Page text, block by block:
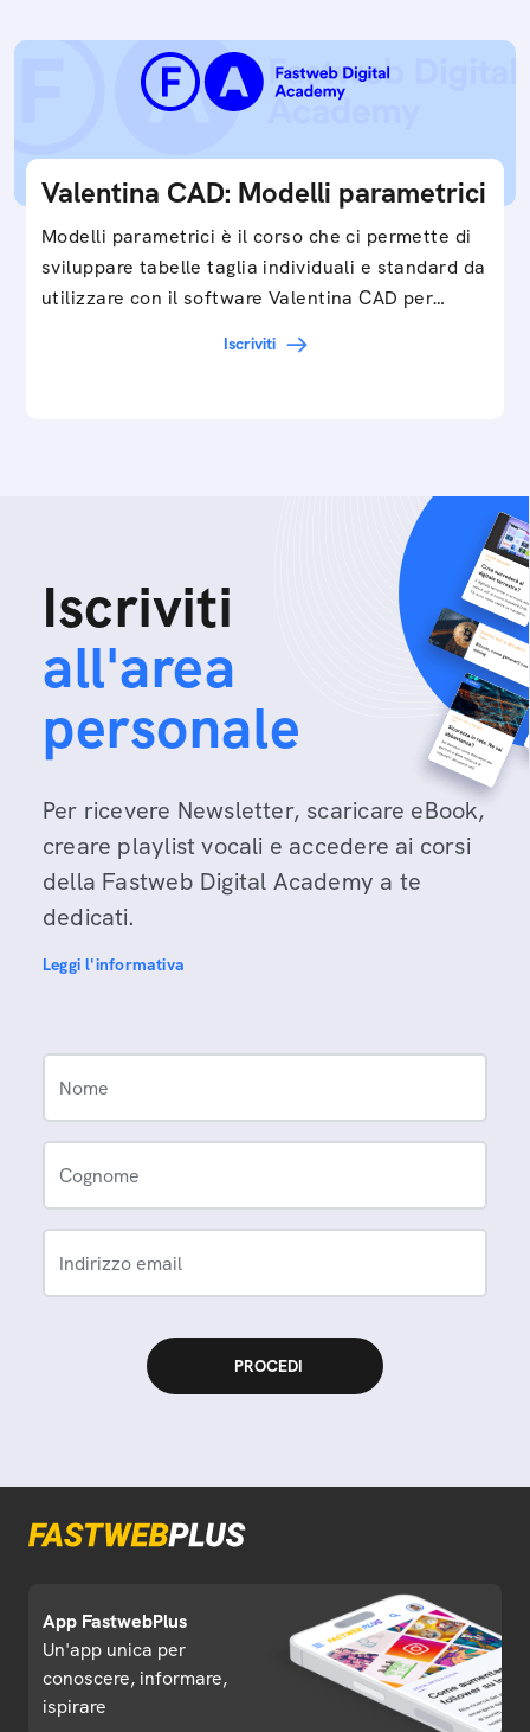
Valentina CAD: Modelli parametrici
Modelli parametrici è il corso che ci permette di
sviluppare tabelle taglia individuali e standard da
utilizzare con il software Valentina CAD per…
Iscriviti
Iscriviti
all'area
personale
Per ricevere Newsletter, scaricare eBook,
creare playlist vocali e accedere ai corsi
della Fastweb Digital Academy a te
dedicati.
Leggi l'informativa
Nome
Cognome
Indirizzo email
App FastwebPlus
Un'app unica per
conoscere, informare,
ispirare